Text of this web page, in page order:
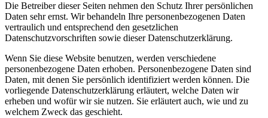
Die Betreiber dieser Seiten nehmen den Schutz Ihrer persönlichen
Daten sehr ernst. Wir behandeln Ihre personenbezogenen Daten
vertraulich und entsprechend den gesetzlichen
Datenschutzvorschriften sowie dieser Datenschutzerklärung.
Wenn Sie diese Website benutzen, werden verschiedene
personenbezogene Daten erhoben. Personenbezogene Daten sind
Daten, mit denen Sie persönlich identifiziert werden können. Die
vorliegende Datenschutzerklärung erläutert, welche Daten wir
erheben und wofür wir sie nutzen. Sie erläutert auch, wie und zu
welchem Zweck das geschieht.